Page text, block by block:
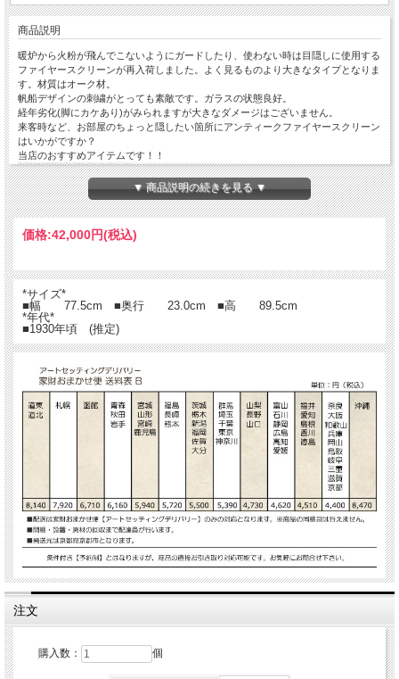
商品説明
暖炉から火粉が飛んでこないようにガードしたり、使わない時は目隠しに使用する
ファイヤースクリーンが再入荷しました。よく見るものより大きなタイプとなりま
す。材質はオーク材。
帆船デザインの刺繍がとっても素敵です。ガラスの状態良好。
経年劣化(脚にカケあり)がみられますが大きなダメージはございません。
来客時など、お部屋のちょっと隠したい箇所にアンティークファイヤースクリーン
はいかがですか？
当店のおすすめアイテムです！！
▼ 商品説明の続きを見る ▼
価格:42,000円(税込)
*サイズ*
■幅 77.5cm ■奥行 23.0cm ■高 89.5cm
*年代*
■1930年頃 (推定)
注文
購入数： 個